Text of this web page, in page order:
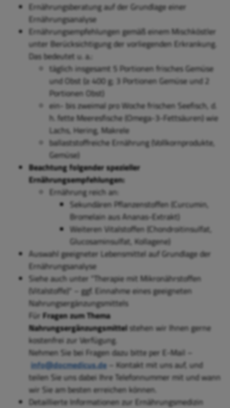
Ernährungsberatung auf der Grundlage einer
Ernährungsanalyse
Ernährungsempfehlungen gemäß einem Mischköstler
unter Berücksichtigung der vorliegenden Erkrankung.
Das bedeutet u. a.:
täglich insgesamt 5 Portionen frisches Gemüse
und Obst (≥ 400 g; 3 Portionen Gemüse und 2
Portionen Obst)
ein- bis zweimal pro Woche frischen Seefisch, d.
h. fette Meeresfische (Omega-3-Fettsäuren) wie
Lachs, Hering, Makrele
ballaststoffreiche Ernährung (Vollkornprodukte,
Gemüse)
Beachtungfolgender spezieller
Ernährungsempfehlungen:
Ernährungreich an:
Sekundären Pflanzenstoffen (Curcumin,
Bromelain aus Ananas-Extrakt)
Weiteren Vitalstoffen (Chondroitinsulfat,
Glucosaminsulfat, Kollagene)
Auswahl geeigneter Lebensmittel auf Grundlage der
Ernährungsanalyse
Siehe auch unter "Therapie mit Mikronährstoffen
(Vitalstoffe)"
– ggf. Einnahme eines geeigneten
Nahrungsergänzungsmittels
Für Fragen zum Thema
Nahrungsergänzungsmittelstehen wir Ihnen gerne
kostenfrei zur Verfügung.
Nehmen Sie bei Fragen dazu bitte per E-Mail –
info@docmedicus.de
– Kontakt mit uns auf, und
teilen Sie uns dabei Ihre Telefonnummer mit und wann
wir Sie am besten erreichen können.
Detaillierte Informationen zur Ernährungsmedizin